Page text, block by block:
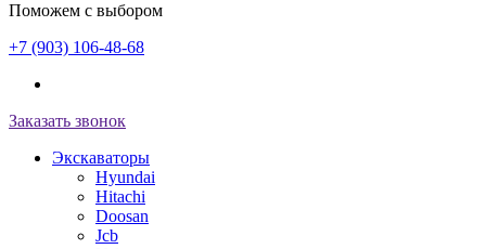
Поможем с выбором
+7 (903) 106-48-68
Заказать звонок
Экскаваторы
Hyundai
Hitachi
Doosan
Jcb